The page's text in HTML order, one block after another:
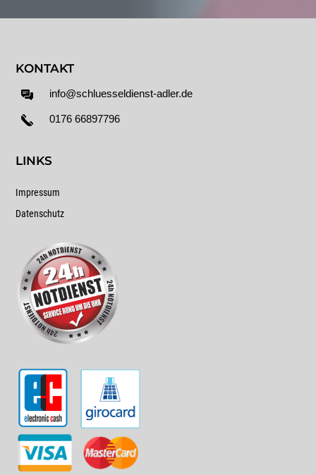
KONTAKT
info@schluesseldienst-adler.de
0176 66897796
LINKS
Impressum
Datenschutz